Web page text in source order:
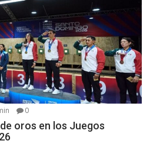
0
oros en los Juegos